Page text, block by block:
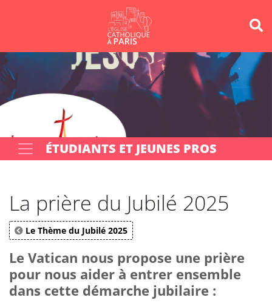
Votre recherche OK
ÉTUDIANTS ET JEUNES PROS
La prière du Jubilé 2025
Le Thème du Jubilé 2025
Le Vatican nous propose une prière
pour nous aider à entrer ensemble
dans cette démarche jubilaire :
Panneau de gestion des cookies